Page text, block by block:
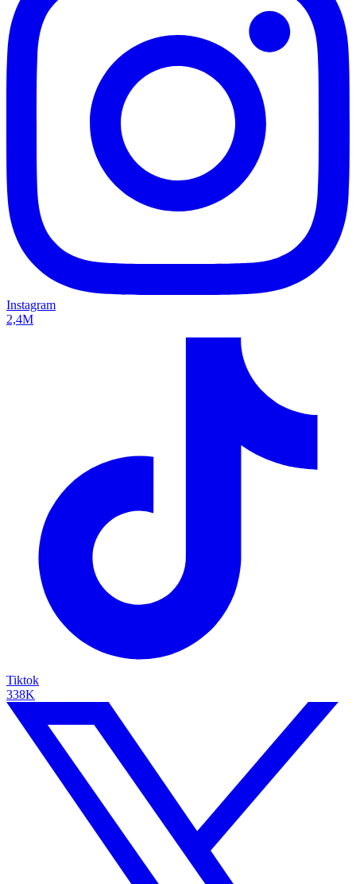
Instagram
2,4M
Tiktok
338K